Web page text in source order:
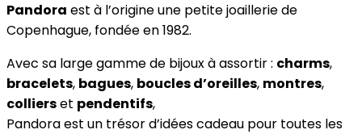
Pandora est à l’origine une petite joaillerie de
Copenhague, fondée en 1982.
Avec sa large gamme de bijoux à assortir : charms,
bracelets, bagues, boucles d’oreilles, montres,
collierset pendentifs,
Pandora est un trésor d’idées cadeau pour toutes les